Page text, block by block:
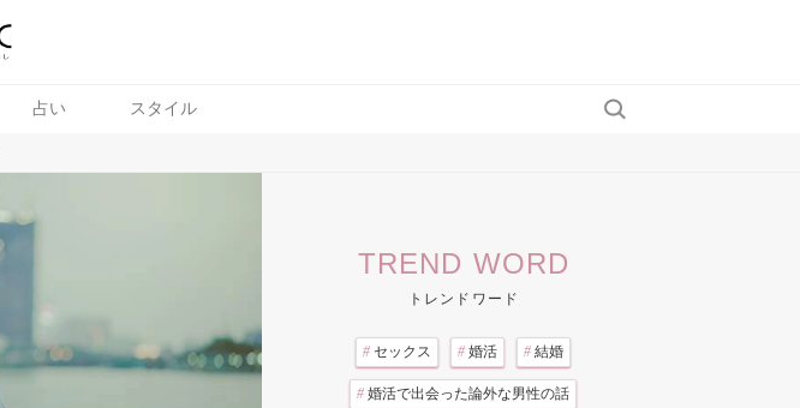
占い スタイル
TREND WORD
トレンドワード
# セックス # 婚活 # 結婚
# 婚活で出会った論外な男性の話